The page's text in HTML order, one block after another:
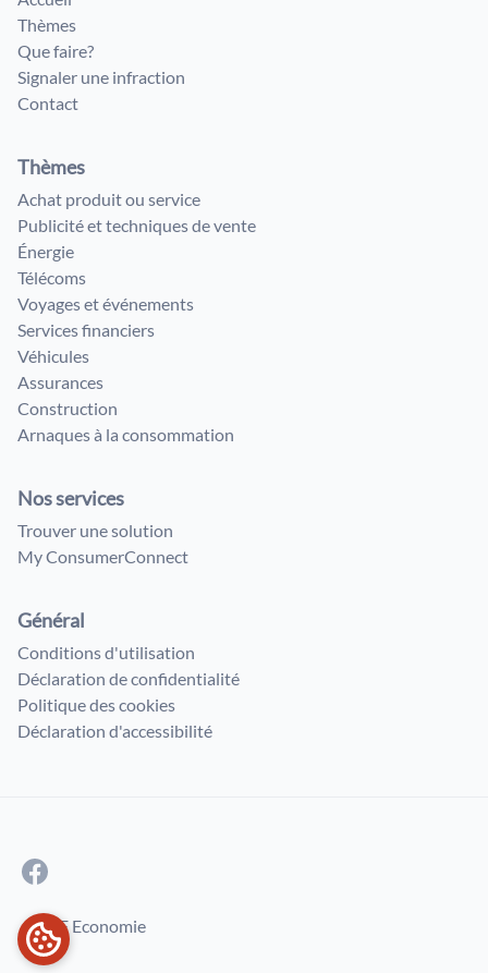
Thèmes
Que faire?
Signaler une infraction
Contact
Thèmes
Achat produit ou service
Publicité et techniques de vente
Énergie
Télécoms
Voyages et événements
Services financiers
Véhicules
Assurances
Construction
Arnaques à la consommation
Nos services
Trouver une solution
My ConsumerConnect
Général
Conditions d'utilisation
Déclaration de confidentialité
Politique des cookies
Déclaration d'accessibilité
© SPF Economie
PRÉFÉRENCES EN MATIÈRE DE COOKIES